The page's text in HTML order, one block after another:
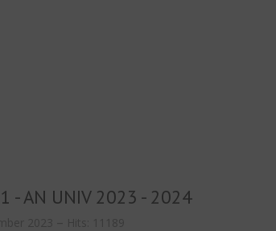
1 - AN UNIV 2023 - 2024